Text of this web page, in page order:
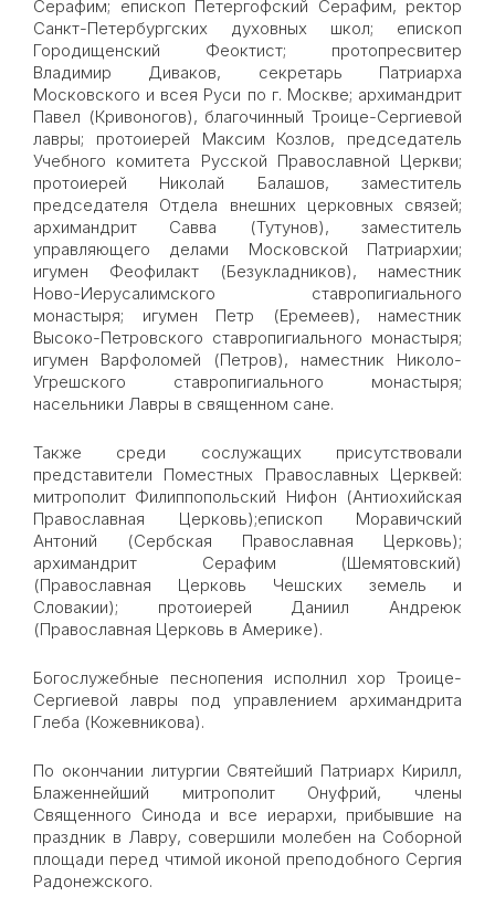
Серафим; епископ Петергофский Серафим, ректор
Санкт-Петербургских духовных школ; епископ
Городищенский Феоктист; протопресвитер
Владимир Диваков, секретарь Патриарха
Московского и всея Руси по г. Москве; архимандрит
Павел (Кривоногов), благочинный Троице-Сергиевой
лавры; протоиерей Максим Козлов, председатель
Учебного комитета Русской Православной Церкви;
протоиерей Николай Балашов, заместитель
председателя Отдела внешних церковных связей;
архимандрит Савва (Тутунов), заместитель
управляющего делами Московской Патриархии;
игумен Феофилакт (Безукладников), наместник
Ново-Иерусалимского ставропигиального
монастыря; игумен Петр (Еремеев), наместник
Высоко-Петровского ставропигиального монастыря;
игумен Варфоломей (Петров), наместник Николо-
Угрешского ставропигиального монастыря;
насельники Лавры в священном сане.
Также среди сослужащих присутствовали
представители Поместных Православных Церквей:
митрополит Филиппопольский Нифон (Антиохийская
Православная Церковь);епископ Моравичский
Антоний (Сербская Православная Церковь);
архимандрит Серафим (Шемятовский)
(Православная Церковь Чешских земель и
Словакии); протоиерей Даниил Андреюк
(Православная Церковь в Америке).
Богослужебные песнопения исполнил хор Троице-
Сергиевой лавры под управлением архимандрита
Глеба (Кожевникова).
По окончании литургии Святейший Патриарх Кирилл,
Блаженнейший митрополит Онуфрий, члены
Священного Синода и все иерархи, прибывшие на
праздник в Лавру, совершили молебен на Соборной
площади перед чтимой иконой преподобного Сергия
Радонежского.